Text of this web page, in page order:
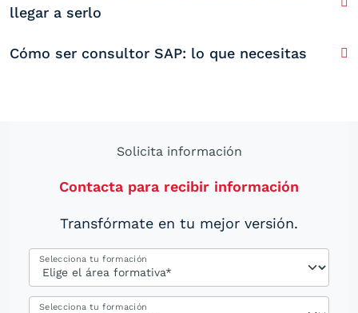
llegar a serlo
Cómo ser consultor SAP: lo que necesitas
Solicita información
Contacta para recibir información
Transfórmate en tu mejor versión.
Selecciona tu formación
Selecciona tu formación